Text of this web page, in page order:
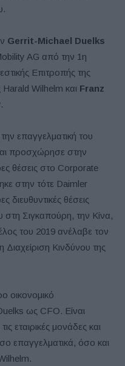
Gerrit-Michael Duelks
AG από την 1η
Επιτροπής της
Wilhelm και Franz
επαγγελματική του
προσχώρησε στην
θέσεις στο Corporate
στην τότε Daimler
θέσεις
στη Σιγκαπούρη, την Κίνα,
του 2019 ανέλαβε τον
Διαχείριση Κινδύνου της
οικονομικό
ως CFO. Είναι
εταιρικές μονάδες και
επαγγελματικά, όσο και